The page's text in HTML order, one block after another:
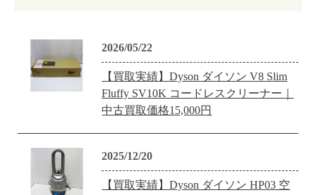
2026/05/22
【買取実績】Dyson ダイソン V8 Slim
Fluffy SV10K コードレスクリーナー｜
中古買取価格15,000円
2025/12/20
【買取実績】Dyson ダイソン HP03 空